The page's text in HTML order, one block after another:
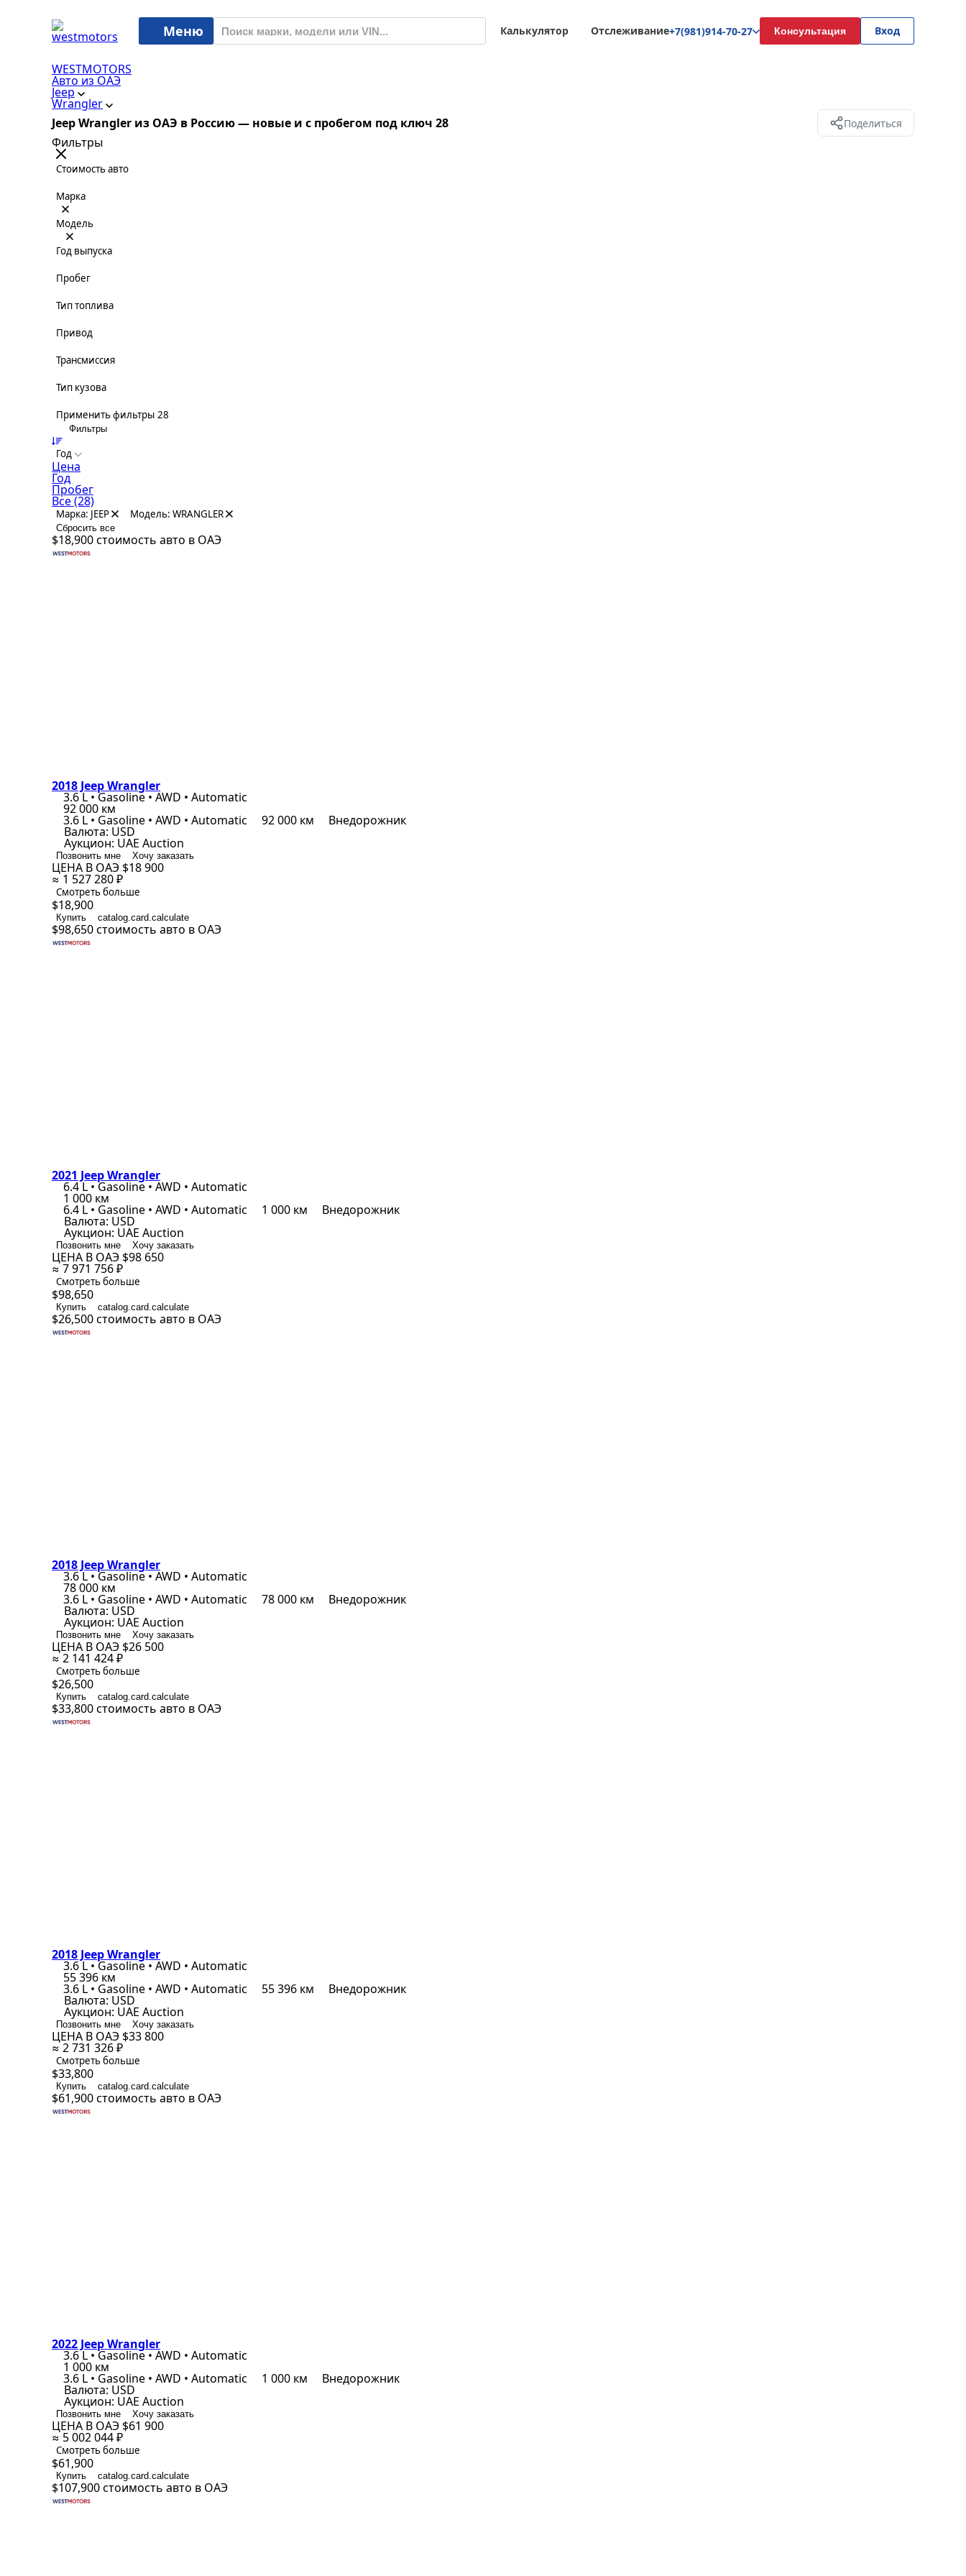
Меню Калькулятор Отслеживание+7(981)914-70-27 Консультация Вход
WESTMOTORS
Авто из ОАЭ
Jeep
Wrangler
Jeep Wrangler из ОАЭ в Россию — новые и с пробегом под ключ 28 Поделиться
Фильтры
Стоимость авто
Марка
Модель
Год выпуска
Пробег
Тип топлива
Привод
Трансмиссия
Тип кузова
Применить фильтры 28
Фильтры
Год
Цена
Год
Пробег
Все(28)
Марка: JEEP Модель: WRANGLER
Сбросить все
$18,900стоимость авто в ОАЭ
2018 Jeep Wrangler
3.6 L • Gasoline • AWD • Automatic
92 000 км
3.6 L • Gasoline • AWD • Automatic 92 000 км Внедорожник
Валюта: USD
Аукцион: UAE Auction
Позвонить мне Хочу заказать
ЦЕНА В ОАЭ $18 900
≈ 1 527 280 ₽
Смотреть больше
$18,900
Купить catalog.card.calculate
$98,650стоимость авто в ОАЭ
2021 Jeep Wrangler
6.4 L • Gasoline • AWD • Automatic
1 000 км
6.4 L • Gasoline • AWD • Automatic 1 000 км Внедорожник
Валюта: USD
Аукцион: UAE Auction
Позвонить мне Хочу заказать
ЦЕНА В ОАЭ $98 650
≈ 7 971 756 ₽
Смотреть больше
$98,650
Купить catalog.card.calculate
$26,500стоимость авто в ОАЭ
2018 Jeep Wrangler
3.6 L • Gasoline • AWD • Automatic
78 000 км
3.6 L • Gasoline • AWD • Automatic 78 000 км Внедорожник
Валюта: USD
Аукцион: UAE Auction
Позвонить мне Хочу заказать
ЦЕНА В ОАЭ $26 500
≈ 2 141 424 ₽
Смотреть больше
$26,500
Купить catalog.card.calculate
$33,800стоимость авто в ОАЭ
2018 Jeep Wrangler
3.6 L • Gasoline • AWD • Automatic
55 396 км
3.6 L • Gasoline • AWD • Automatic 55 396 км Внедорожник
Валюта: USD
Аукцион: UAE Auction
Позвонить мне Хочу заказать
ЦЕНА В ОАЭ $33 800
≈ 2 731 326 ₽
Смотреть больше
$33,800
Купить catalog.card.calculate
$61,900стоимость авто в ОАЭ
2022 Jeep Wrangler
3.6 L • Gasoline • AWD • Automatic
1 000 км
3.6 L • Gasoline • AWD • Automatic 1 000 км Внедорожник
Валюта: USD
Аукцион: UAE Auction
Позвонить мне Хочу заказать
ЦЕНА В ОАЭ $61 900
≈ 5 002 044 ₽
Смотреть больше
$61,900
Купить catalog.card.calculate
$107,900стоимость авто в ОАЭ